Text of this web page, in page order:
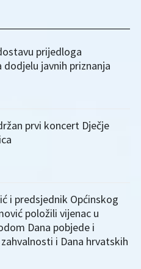
prijedloga
javnih priznanja
prvi koncert Dječje
i predsjednik Općinskog
položili vijenac u
Dana pobjede i
i Dana hrvatskih